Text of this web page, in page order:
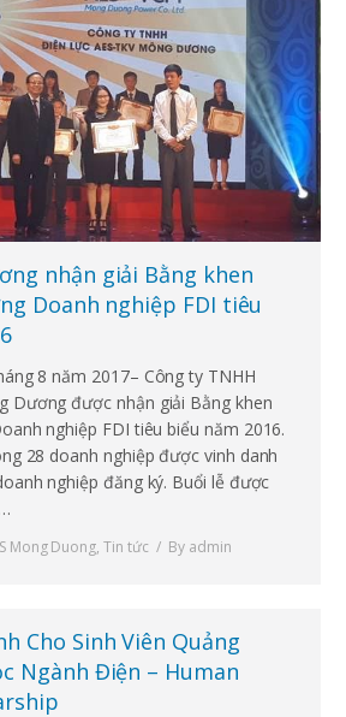
nhận giải Bằng khen
Doanh nghiệp FDI tiêu
8 năm 2017– Công ty TNHH
Dương được nhận giải Bằng khen
nghiệp FDI tiêu biểu năm 2016.
28 doanh nghiệp được vinh danh
nghiệp đăng ký. Buổi lễ được
Mong Duong, Tin tức By admin
Cho Sinh Viên Quảng
Ngành Điện – Human